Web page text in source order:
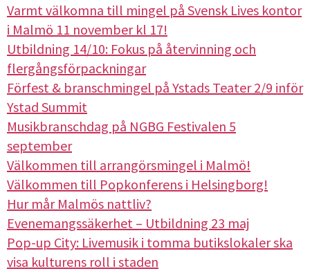
Varmt välkomna till mingel på Svensk Lives kontor
i Malmö 11 november kl 17!
Utbildning 14/10: Fokus på återvinning och
flergångsförpackningar
Förfest & branschmingel på Ystads Teater 2/9 inför
Ystad Summit
Musikbranschdag på NGBG Festivalen 5
september
Välkommen till arrangörsmingel i Malmö!
Välkommen till Popkonferens i Helsingborg!
Hur mår Malmös nattliv?
Evenemangssäkerhet – Utbildning 23 maj
Pop-up City: Livemusik i tomma butikslokaler ska
visa kulturens roll i staden